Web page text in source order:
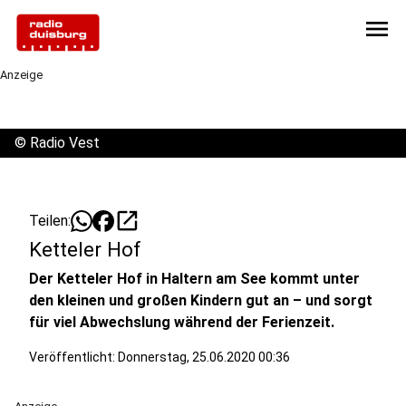
menu
Anzeige
© Radio Vest
Teilen: open_in_new
Ketteler Hof
Der Ketteler Hof in Haltern am See kommt unter
den kleinen und großen Kindern gut an – und sorgt
für viel Abwechslung während der Ferienzeit.
Veröffentlicht: Donnerstag, 25.06.2020 00:36